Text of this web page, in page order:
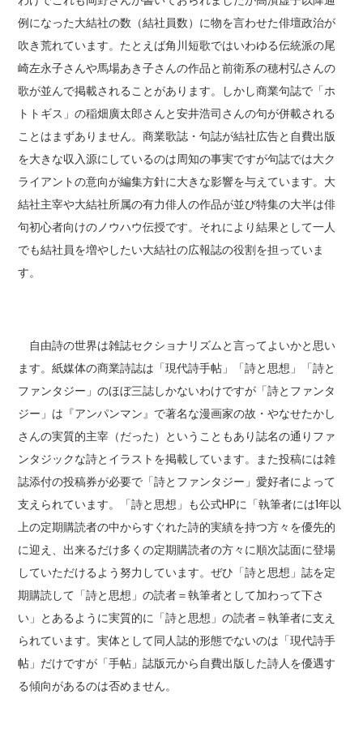
例になった大結社の数（結社員数）に物を言わせた俳壇政治が
吹き荒れています。たとえば角川短歌ではいわゆる伝統派の尾
崎左永子さんや馬場あき子さんの作品と前衛系の穂村弘さんの
歌が並んで掲載されることがあります。しかし商業句誌で「ホ
トトギス」の稲畑廣太郎さんと安井浩司さんの句が併載される
ことはまずありません。商業歌誌・句誌が結社広告と自費出版
を大きな収入源にしているのは周知の事実ですが句誌では大ク
ライアントの意向が編集方針に大きな影響を与えています。大
結社主宰や大結社所属の有力俳人の作品が並び特集の大半は俳
句初心者向けのノウハウ伝授です。それにより結果として一人
でも結社員を増やしたい大結社の広報誌の役割を担っていま
す。
自由詩の世界は雑誌セクショナリズムと言ってよいかと思い
ます。紙媒体の商業詩誌は「現代詩手帖」「詩と思想」「詩と
ファンタジー」のほぼ三誌しかないわけですが「詩とファンタ
ジー」は『アンパンマン』で著名な漫画家の故・やなせたかし
さんの実質的主宰（だった）ということもあり誌名の通りファ
ンタジックな詩とイラストを掲載しています。また投稿には雑
誌添付の投稿券が必要で「詩とファンタジー」愛好者によって
支えられています。「詩と思想」も公式HPに「執筆者には1年以
上の定期購読者の中からすぐれた詩的実績を持つ方々を優先的
に迎え、出来るだけ多くの定期購読者の方々に順次誌面に登場
していただけるよう努力しています。ぜひ「詩と思想」誌を定
期購読して「詩と思想」の読者＝執筆者として加わって下さ
い」とあるように実質的に「詩と思想」の読者＝執筆者に支え
られています。実体として同人誌的形態でないのは「現代詩手
帖」だけですが「手帖」誌版元から自費出版した詩人を優遇す
る傾向があるのは否めません。